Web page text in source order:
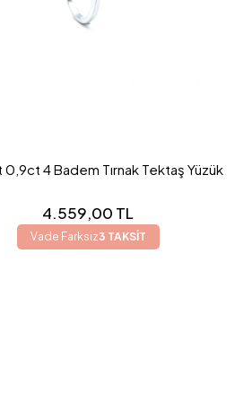
0,9ct 4 Badem Tırnak Tektaş Yüzük
4.559,00 TL
Vade Farksız3 TAKSİT